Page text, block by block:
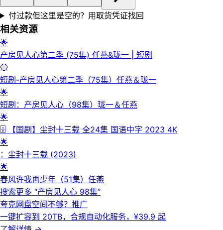
付过款但这里是空的？用取货凭证找回
相关资源
🌟
产房见人心第二季 (75集) 任燕&珑一 | 短剧
🔵
短剧-产房见人心第二季（75集）任燕＆珑一
🌟
短剧：产房见人心（98集）珑一＆任燕
🌟
🗄 【国剧】尘封十三载 全24集 国语中字 2023 4K
🌟
：尘封十三载‎ (2023)
🌟
春风许我再少年（51集）任燕
搜索更多 “产房见人心 98集”
夸克网盘空间不够？ 推广
一键扩容到 20TB，合规自动化服务，¥39.9 起